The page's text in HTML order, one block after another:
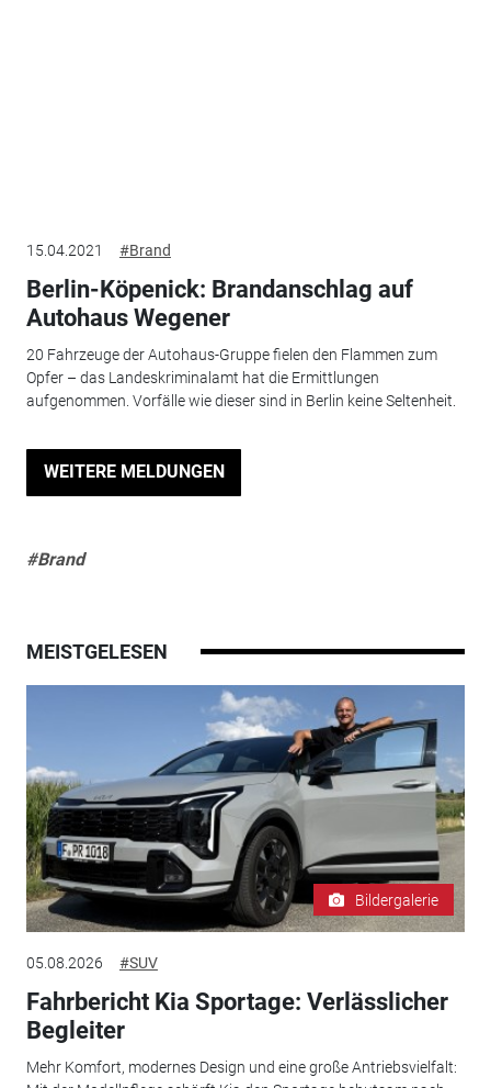
15.04.2021 #Brand
Berlin-Köpenick: Brandanschlag auf
Autohaus Wegener
20 Fahrzeuge der Autohaus-Gruppe fielen den Flammen zum
Opfer – das Landeskriminalamt hat die Ermittlungen
aufgenommen. Vorfälle wie dieser sind in Berlin keine Seltenheit.
WEITERE MELDUNGEN
#Brand
MEISTGELESEN
Bildergalerie
05.08.2026 #SUV
Fahrbericht Kia Sportage: Verlässlicher
Begleiter
Mehr Komfort, modernes Design und eine große Antriebsvielfalt: